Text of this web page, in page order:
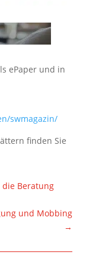
ePaper und in
swmagazin/
finden Sie
die Beratung
und Mobbing
→